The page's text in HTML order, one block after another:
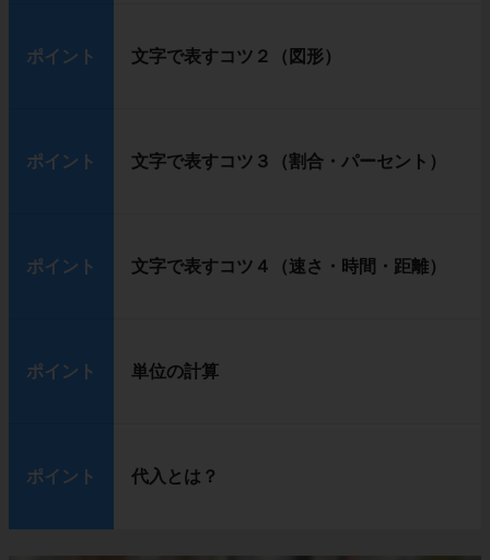
ポイント 文字で表すコツ２（図形）
ポイント 文字で表すコツ３（割合・パーセント）
ポイント 文字で表すコツ４（速さ・時間・距離）
ポイント 単位の計算
ポイント 代入とは？